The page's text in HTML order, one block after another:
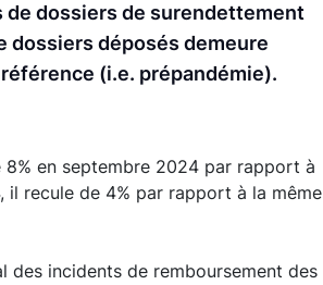
de dossiers de surendettement
dossiers déposés demeure
(i.e. prépandémie).
en septembre 2024 par rapport à
il recule de 4% par rapport à la même
des incidents de remboursement des